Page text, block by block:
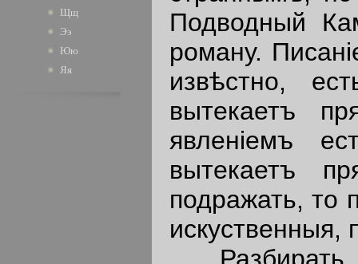
Щщ
Ээ
Юю
Яя
Подводный
роману.
извѣстно,
вытекаетъ
явленiемъ
вытекаетъ
подражать, то
искуственныя,